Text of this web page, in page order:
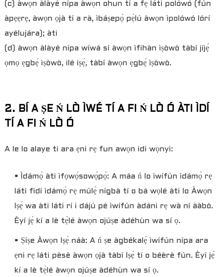
(c) àwọn àlàyé nípa àwọn ohun tí a fẹ́ láti polówó (fún
àpẹẹrẹ, àwọn ọjà tí a rà, ìbáṣepọ̀ pẹ̀lú àwọn ìpolówó lórí
ayélujára); àti
(d) àwọn àlàyé nípa wíwá sí àwọn ìfihàn ìṣòwò tàbí jíjẹ́
ọmọ ẹgbẹ́ ìṣòwò, ilé iṣẹ́, tàbí àwọn ẹgbẹ́ ìṣòwò.
2. BÍ A ṢE Ń LÒ ÌWÉ TÍ A FI Ń LÒ Ó ÀTI ÌDÍ
TÍ A FI Ń LÒ Ó
A le lo alaye ti ara ẹni rẹ fun awọn idi wọnyi:
• Ìdámọ̀ àti ìfọwọ́sowọ́pọ̀: A máa ń lo ìwífún ìdámọ̀ rẹ
láti fìdí ìdámọ̀ rẹ múlẹ̀ nígbà tí o bá wọlé àti lo Àwọn
Iṣẹ́ wa àti láti rí i dájú pé ìwífún àdáni rẹ wà ní ààbò.
Èyí jẹ́ kí a lè tẹ̀lé àwọn ojúṣe àdéhùn wa sí ọ.
• Ṣíṣe Àwọn Iṣẹ́ náà: A ń ṣe àgbékalẹ̀ ìwífún nípa ara
ẹni rẹ láti pèsè àwọn ọjà tàbí Iṣẹ́ tí o béèrè fún. Èyí jẹ́
kí a lè tẹ̀lé àwọn ojúṣe àdéhùn wa sí ọ.